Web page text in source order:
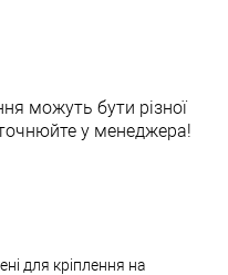
можуть бути різної
у менеджера!
для кріплення на